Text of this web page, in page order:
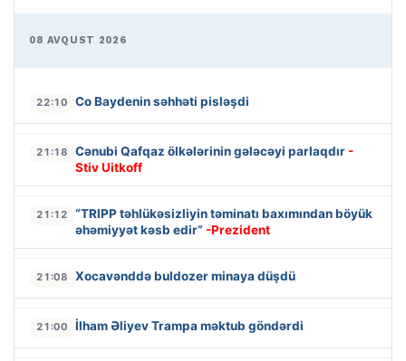
08 AVQUST 2026
22:10 Co Baydenin səhhəti pisləşdi
21:18 Cənubi Qafqaz ölkələrinin gələcəyi parlaqdır -
Stiv Uitkoff
21:12
“TRIPP təhlükəsizliyin təminatı baxımından böyük
əhəmiyyət kəsb edir” -Prezident
21:08 Xocavənddə buldozer minaya düşdü
21:00 İlham Əliyev Trampa məktub göndərdi